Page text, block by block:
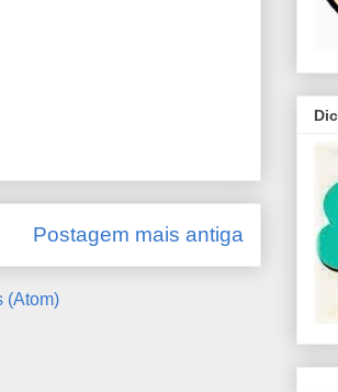
Postagem mais antiga
(Atom)